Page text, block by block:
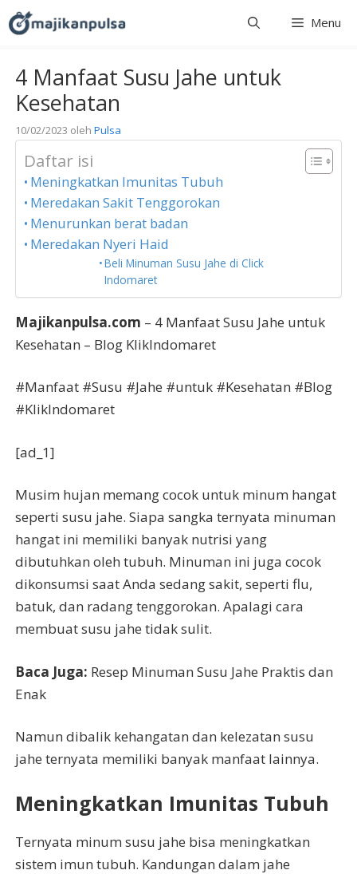
Langsung
ke
Menu
4 Manfaat Susu Jahe untuk
Kesehatan
10/02/2023 oleh Pulsa
Daftar isi
Meningkatkan Imunitas Tubuh
Meredakan Sakit Tenggorokan
Menurunkan berat badan
Meredakan Nyeri Haid
Beli Minuman Susu Jahe di Click
Indomaret
Majikanpulsa.com – 4 Manfaat Susu Jahe untuk
Kesehatan – Blog KlikIndomaret
#Manfaat #Susu #Jahe #untuk #Kesehatan #Blog
#KlikIndomaret
[ad_1]
Musim hujan memang cocok untuk minum hangat
seperti susu jahe. Siapa sangka ternyata minuman
hangat ini memiliki banyak nutrisi yang
dibutuhkan oleh tubuh. Minuman ini juga cocok
dikonsumsi saat Anda sedang sakit, seperti flu,
batuk, dan radang tenggorokan. Apalagi cara
membuat susu jahe tidak sulit.
Baca Juga: Resep Minuman Susu Jahe Praktis dan
Enak
Namun dibalik kehangatan dan kelezatan susu
jahe ternyata memiliki banyak manfaat lainnya.
Meningkatkan Imunitas Tubuh
Ternyata minum susu jahe bisa meningkatkan
sistem imun tubuh. Kandungan dalam jahe